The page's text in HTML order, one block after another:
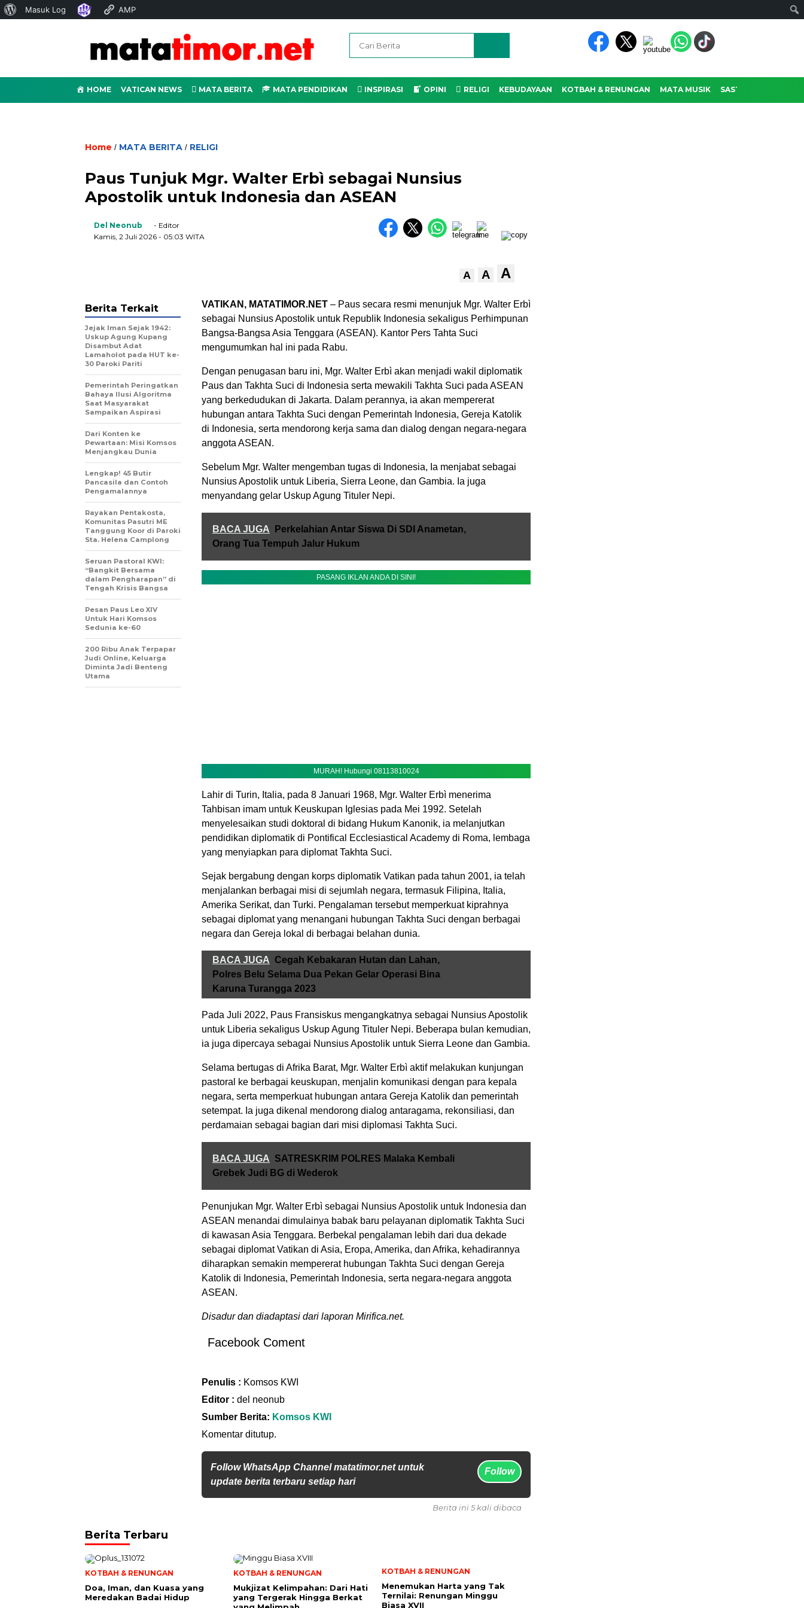
Tentang
Masuk Log AMP
HOME VATICAN NEWS MATA BERITA MATA PENDIDIKAN INSPIRASI OPINI RELIGI KEBUDAYAAN KOTBAH & RENUNGAN MATA MUSIK SASTRA
Home / MATA BERITA / RELIGI
Paus Tunjuk Mgr. Walter Erbì sebagai Nunsius
Apostolik untuk Indonesia dan ASEAN
Del Neonub
- Editor
Kamis, 2 Juli 2026 - 05:03 WITA
A A A
VATIKAN, MATATIMOR.NET – Paus secara resmi menunjuk Mgr. Walter Erbì
sebagai Nunsius Apostolik untuk Republik Indonesia sekaligus Perhimpunan
Bangsa-Bangsa Asia Tenggara (ASEAN). Kantor Pers Tahta Suci
mengumumkan hal ini pada Rabu.
Dengan penugasan baru ini, Mgr. Walter Erbì akan menjadi wakil diplomatik
Paus dan Takhta Suci di Indonesia serta mewakili Takhta Suci pada ASEAN
yang berkedudukan di Jakarta. Dalam perannya, ia akan mempererat
hubungan antara Takhta Suci dengan Pemerintah Indonesia, Gereja Katolik
di Indonesia, serta mendorong kerja sama dan dialog dengan negara-negara
anggota ASEAN.
Sebelum Mgr. Walter mengemban tugas di Indonesia, Ia menjabat sebagai
Nunsius Apostolik untuk Liberia, Sierra Leone, dan Gambia. Ia juga
menyandang gelar Uskup Agung Tituler Nepi.
BACA JUGA
Perkelahian Antar Siswa Di SDI Anametan,
Orang Tua Tempuh Jalur Hukum
PASANG IKLAN ANDA DI SINI!
MURAH! Hubungi 08113810024
Lahir di Turin, Italia, pada 8 Januari 1968, Mgr. Walter Erbì menerima
Tahbisan imam untuk Keuskupan Iglesias pada Mei 1992. Setelah
menyelesaikan studi doktoral di bidang Hukum Kanonik, ia melanjutkan
pendidikan diplomatik di Pontifical Ecclesiastical Academy di Roma, lembaga
yang menyiapkan para diplomat Takhta Suci.
Sejak bergabung dengan korps diplomatik Vatikan pada tahun 2001, ia telah
menjalankan berbagai misi di sejumlah negara, termasuk Filipina, Italia,
Amerika Serikat, dan Turki. Pengalaman tersebut memperkuat kiprahnya
sebagai diplomat yang menangani hubungan Takhta Suci dengan berbagai
negara dan Gereja lokal di berbagai belahan dunia.
BACA JUGA Cegah Kebakaran Hutan dan Lahan,
Polres Belu Selama Dua Pekan Gelar Operasi Bina
Karuna Turangga 2023
Pada Juli 2022, Paus Fransiskus mengangkatnya sebagai Nunsius Apostolik
untuk Liberia sekaligus Uskup Agung Tituler Nepi. Beberapa bulan kemudian,
ia juga dipercaya sebagai Nunsius Apostolik untuk Sierra Leone dan Gambia.
Selama bertugas di Afrika Barat, Mgr. Walter Erbì aktif melakukan kunjungan
pastoral ke berbagai keuskupan, menjalin komunikasi dengan para kepala
negara, serta memperkuat hubungan antara Gereja Katolik dan pemerintah
setempat. Ia juga dikenal mendorong dialog antaragama, rekonsiliasi, dan
perdamaian sebagai bagian dari misi diplomasi Takhta Suci.
BACA JUGA SATRESKRIM POLRES Malaka Kembali
Grebek Judi BG di Wederok
Penunjukan Mgr. Walter Erbì sebagai Nunsius Apostolik untuk Indonesia dan
ASEAN menandai dimulainya babak baru pelayanan diplomatik Takhta Suci
di kawasan Asia Tenggara. Berbekal pengalaman lebih dari dua dekade
sebagai diplomat Vatikan di Asia, Eropa, Amerika, dan Afrika, kehadirannya
diharapkan semakin mempererat hubungan Takhta Suci dengan Gereja
Katolik di Indonesia, Pemerintah Indonesia, serta negara-negara anggota
ASEAN.
Disadur dan diadaptasi dari laporan Mirifica.net.
Facebook Coment
Penulis : Komsos KWI
Editor : del neonub
Sumber Berita: Komsos KWI
Komentar ditutup.
Follow WhatsApp Channel matatimor.net untuk
update berita terbaru setiap hari
Follow
Berita Terkait
Jejak Iman Sejak 1942:
Uskup Agung Kupang
Disambut Adat
Lamaholot pada HUT ke-
30 Paroki Pariti
Pemerintah Peringatkan
Bahaya Ilusi Algoritma
Saat Masyarakat
Sampaikan Aspirasi
Dari Konten ke
Pewartaan: Misi Komsos
Menjangkau Dunia
Lengkap! 45 Butir
Pancasila dan Contoh
Pengamalannya
Rayakan Pentakosta,
Komunitas Pasutri ME
Tanggung Koor di Paroki
Sta. Helena Camplong
Seruan Pastoral KWI:
“Bangkit Bersama
dalam Pengharapan” di
Tengah Krisis Bangsa
Pesan Paus Leo XIV
Untuk Hari Komsos
Sedunia ke-60
200 Ribu Anak Terpapar
Judi Online, Keluarga
Diminta Jadi Benteng
Utama
Berita ini 5 kali dibaca
Berita Terbaru
KOTBAH & RENUNGAN
​Doa, Iman, dan Kuasa yang
Meredakan Badai Hidup
KOTBAH & RENUNGAN
Mukjizat Kelimpahan: Dari Hati
yang Tergerak Hingga Berkat
KOTBAH & RENUNGAN
Menemukan Harta yang Tak
Ternilai: Renungan Minggu
Biasa XVII